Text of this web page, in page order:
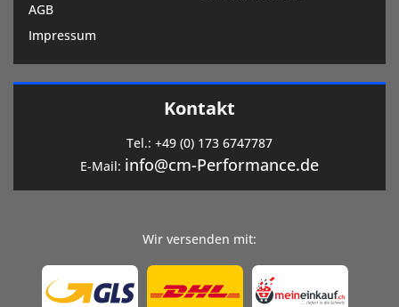
AGB
Impressum
Kontakt
Tel.: +49 (0) 173 6747787
E-Mail: info@cm-Performance.de
Wir versenden mit: